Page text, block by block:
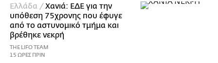
Ελλάδα / Χανιά: ΕΔΕ για την
υπόθεση 75χρονης που έφυγε
από το αστυνομικό τμήμα και
βρέθηκε νεκρή
THE LIFO TEAM
15 ΩΡΕΣ ΠΡΙΝ